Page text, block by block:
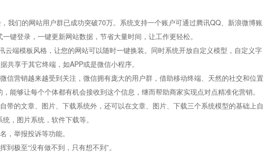
我们的网站用户群已成功突破70万。系统支持一个账户可通过腾讯QQ、新浪微博账
键登录，一键更新网站数据，节省大量时间，让工作更轻松。
云端模板风格，让您的网站可以随时一键换装。同时系统开放自定义模型，自定义字
共享于其它终端，如APP或是微信小程序。
信营销越来越受到关注，微信拥有庞大的用户群，借助移动终端、天然的社交和位置
能够让每个个体都有机会接收到这个信息，继而帮助商家实现点对点精准化营销。
带的文章、图片、下载系统外，还可以在文章、图片、下载三个系统模型的基础上自
，图片系统，软件下载等。
，举报投诉等功能。
到极至“没有做不到，只有想不到”。